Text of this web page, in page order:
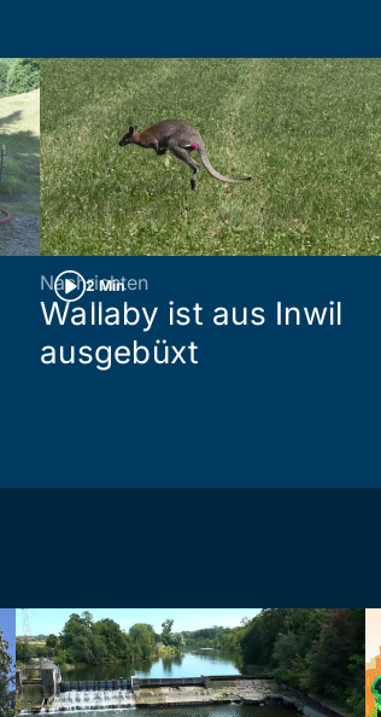
2 Min
Nachrichten
Wallaby ist aus Inwil
ausgebüxt